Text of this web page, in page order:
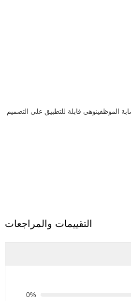
الموظفينوهي قابلة للتطبيق على التصميم
التقييمات والمراجعات
0%